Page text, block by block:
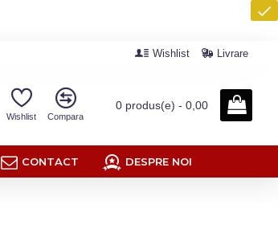
Wishlist Livrare
Wishlist Compara
0 produs(e) - 0,00
CONTACT DESPRE NOI